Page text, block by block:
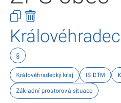
§
Královéhradecký kraj IS DTM
Základní prostorová situace